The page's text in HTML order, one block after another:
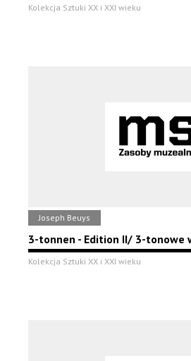
Kolekcja Sztuki XX i XXI wieku
Joseph Beuys
3-tonnen - Edition II/ 3-tonowe
Kolekcja Sztuki XX i XXI wieku